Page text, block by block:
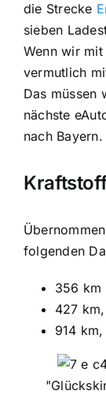
die Strecke
sieben
Wenn wir
vermutlich
Das müssen
nächste
nach Bayern.
folgenden
356 km
427
914